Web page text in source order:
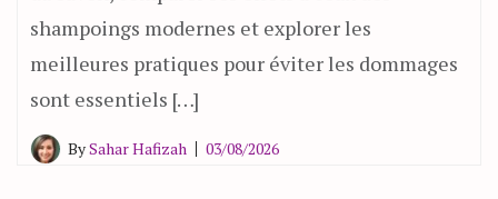
shampoings modernes et explorer les
meilleures pratiques pour éviter les dommages
sont essentiels […]
BySahar Hafizah 03/08/2026